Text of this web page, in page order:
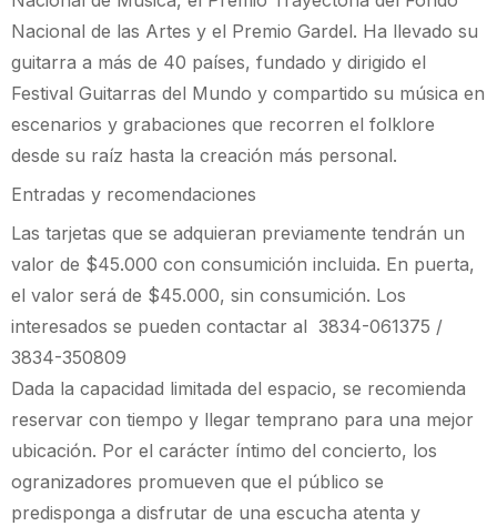
Nacional de las Artes y el Premio Gardel. Ha llevado su
guitarra a más de 40 países, fundado y dirigido el
Festival Guitarras del Mundo y compartido su música en
escenarios y grabaciones que recorren el folklore
desde su raíz hasta la creación más personal.
Entradas y recomendaciones
Las tarjetas que se adquieran previamente tendrán un
valor de $45.000 con consumición incluida. En puerta,
el valor será de $45.000, sin consumición. Los
interesados se pueden contactar al 3834-061375 /
3834-350809
Dada la capacidad limitada del espacio, se recomienda
reservar con tiempo y llegar temprano para una mejor
ubicación. Por el carácter íntimo del concierto, los
ogranizadores promueven que el público se
predisponga a disfrutar de una escucha atenta y